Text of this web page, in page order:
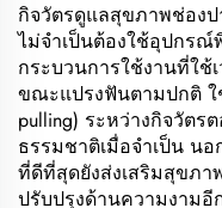
กิจวัตรดูแลสุขภาพช่อง
ไม่จำเป็นต้องใช้อุปกร
กระบวนการใช้งานที่ใ
ขณะแปรงฟันตามปกติ
pulling) ระหว่างกิจวัต
ธรรมชาติเมื่อจำเป็น น
ที่ดีที่สุดยังส่งเสริมสุขภา
ปรับปรุงด้านความงามอี